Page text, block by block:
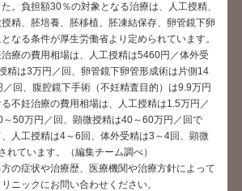
。負担額30％の対象となる治療は、人工授精、
精、胚培養、胚移植、胚凍結保存、卵管鏡下卵
なる条件が厚生労働省より定められています。
療の費用相場は、人工授精は5460円／体外受
精は3万円／回、卵管鏡下卵管形成術は片側14
回、腹腔鏡下手術（不妊精査目的）は9.9万円
不妊治療の費用相場は、人工授精は1.5万円／
～50万円／回、顕微授精は40～60万円／回で
人工授精は4～6回、体外受精は3～4回、顕微
れています。（編集チーム調べ）
の症状や治療歴、医療機関や治療方針によって
ニックにお問い合わせください。